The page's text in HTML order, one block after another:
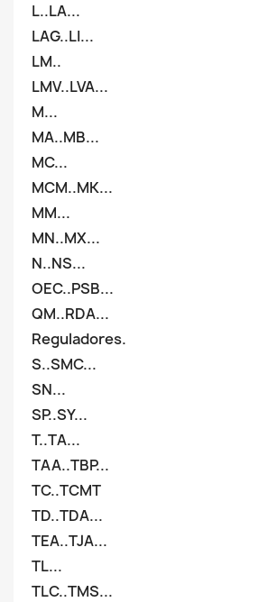
L..LA...
LAG..LI...
LM..
LMV..LVA...
M...
MA..MB...
MC...
MCM..MK...
MM...
MN..MX...
N..NS...
OEC..PSB...
QM..RDA...
Reguladores.
S..SMC...
SN...
SP..SY...
T..TA...
TAA..TBP...
TC..TCMT
TD..TDA...
TEA..TJA...
TL...
TLC..TMS...